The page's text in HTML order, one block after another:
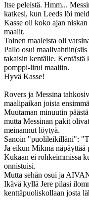
Itse peleistä. Hmm...
katkesi, kun Leeds löi
Kasse oli koko ajan
maalit.
Toinen maaleista oli
Pallo osui
takaisin kentälle.
pomppi-lirui maaliin.
Hyvä Kasse!
Rovers ja Messina
maalipaikan joista
Muutaman minuutin
mutta Messinan pakit
meinannut löytyä.
Sanoin "puolileikilläni":
Ja eikun Mikma näpäyttää
Kukaan ei rohkeimmissa
onnistuisi.
Mutta sehän osui ja
Ikävä kyllä Jere pilasi
kenttäpuoliskollaan josta